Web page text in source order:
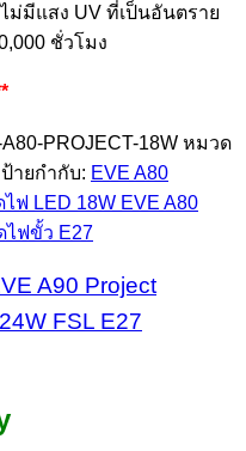
มีแสง UV ที่เป็นอันตราย
ชั่วโมง
PROJECT-18W หมวด
ป้ายกำกับ: EVE A80
ฟ LED 18W EVE A80
ไฟขั้ว E27